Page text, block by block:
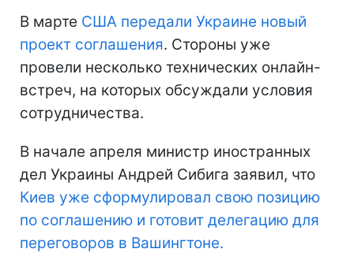
В марте США передали Украине новый
проект соглашения. Стороны уже
провели несколько технических онлайн-
встреч, на которых обсуждали условия
сотрудничества.
В начале апреля министр иностранных
дел Украины Андрей Сибига заявил, что
Киев уже сформулировал свою позицию
по соглашению и готовит делегацию для
переговоров в Вашингтоне.